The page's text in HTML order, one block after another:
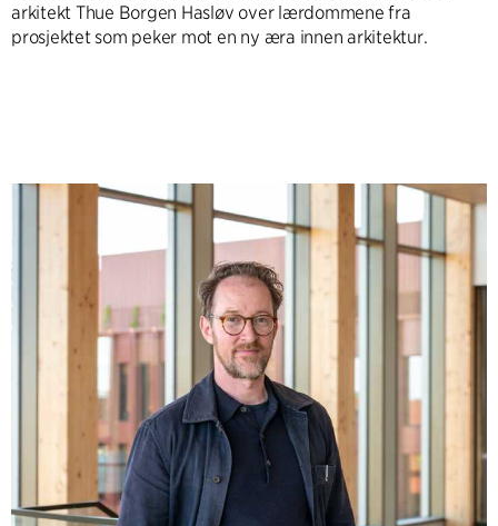
arkitekt Thue Borgen Hasløv over lærdommene fra
prosjektet som peker mot en ny æra innen arkitektur.